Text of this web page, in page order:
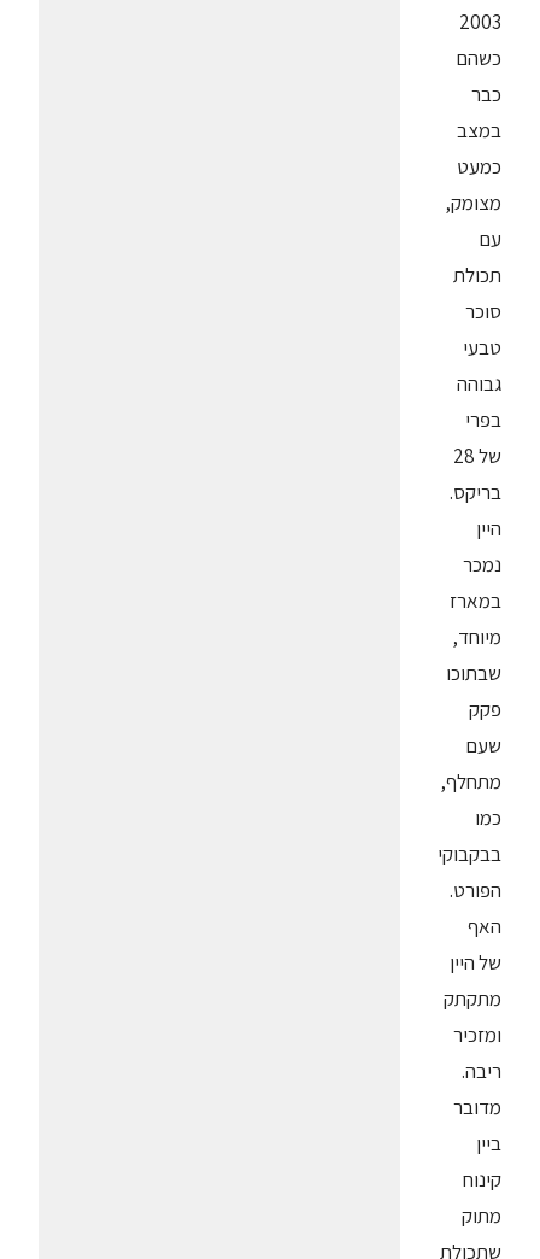
2003
כשהם
כבר
במצב
כמעט
מצומק,
עם
תכולת
סוכר
טבעי
גבוהה
בפרי
של 28
בריקס.
היין
נמכר
במארז
מיוחד,
שבתוכו
פקק
שעם
מתחלף,
כמו
בבקבוקי
הפורט.
האף
של היין
מתקתק
ומזכיר
ריבה.
מדובר
ביין
קינוח
מתוק
שתכולת